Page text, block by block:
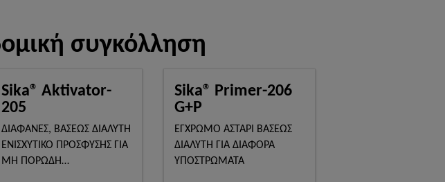
συγκόλληση
Sika® Aktivator-
205
ΔΙΑΦΑΝΕΣ, ΒΑΣΕΩΣ ΔΙΑΛΥΤΗ
ΕΝΙΣΧΥΤΙΚΟ ΠΡΟΣΦΥΣΗΣ ΓΙΑ
ΜΗ ΠΟΡΩΔΗ
Sika® Primer-206
G+P
ΕΓΧΡΩΜΟ ΑΣΤΑΡΙ ΒΑΣΕΩΣ
ΔΙΑΛΥΤΗ ΓΙΑ ΔΙΑΦΟΡΑ
ΥΠΟΣΤΡΩΜΑΤΑ